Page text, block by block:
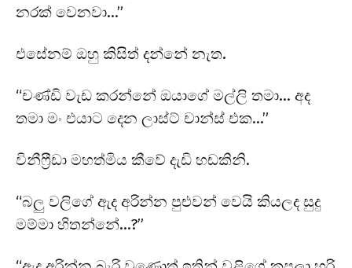
නරක් වෙනවා…”
එසේනම් ඔහු කිසිත් දන්නේ නැත.
“චණ්ඩි වැඩ කරන්නේ ඔයාගේ මල්ලි තමා… අද
තමා මං එයාට දෙන ලාස්ට් චාන්ස් එක…”
විනීෆ්‍රීඩා මහත්මිය කීවේ දැඩි හඬකිනි.
“බලු වලිගේ ඇද අරින්න පුළුවන් වෙයි කියලද සුදු
මම්මා හිතන්නේ…?”